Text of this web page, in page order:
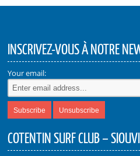
INSCRIVEZ-VOUS À NOTRE
Your email:
COTENTIN SURF CLUB –